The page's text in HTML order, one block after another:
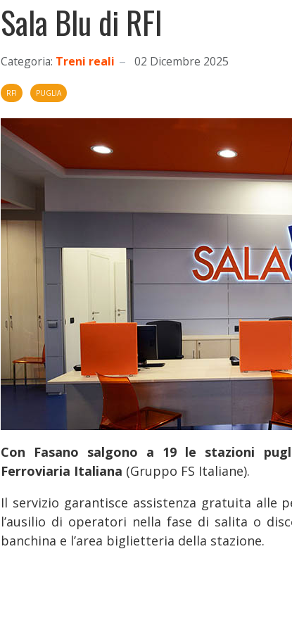
Sala Blu di RFI
Categoria: Treni reali 02 Dicembre 2025
RFI PUGLIA
Con Fasano salgono a 19 le stazioni
Ferroviaria Italiana (Gruppo FS Italiane).
Il servizio garantisce assistenza gratuita
l’ausilio di operatori nella fase di salita o
banchina e l’area biglietteria della stazione.